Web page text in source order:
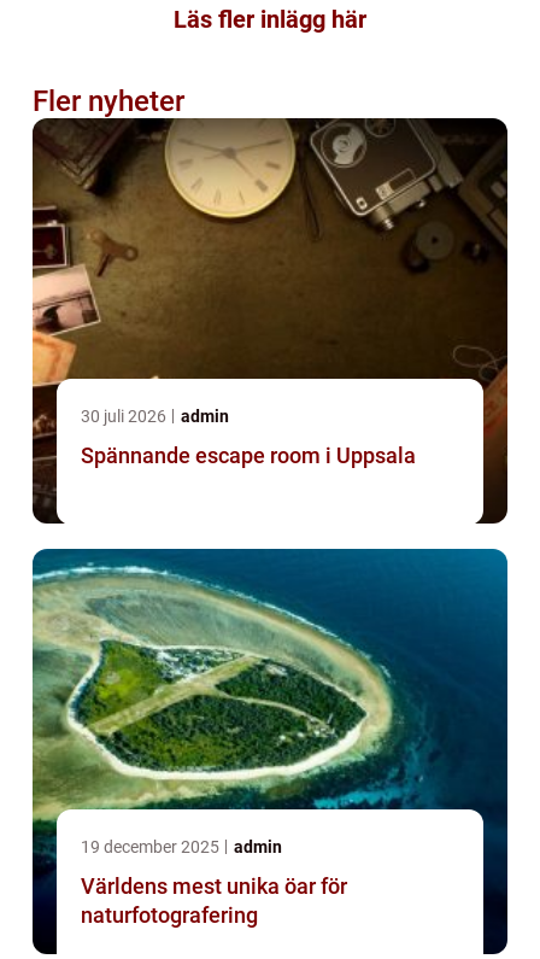
Läs fler inlägg här
Fler nyheter
30 juli 2026 admin
Spännande escape room i Uppsala
19 december 2025 admin
Världens mest unika öar för
naturfotografering